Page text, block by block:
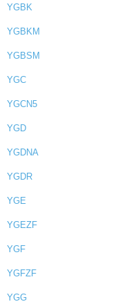
YGBK
YGBKM
YGBSM
YGC
YGCN5
YGD
YGDNA
YGDR
YGE
YGEZF
YGF
YGFZF
YGG